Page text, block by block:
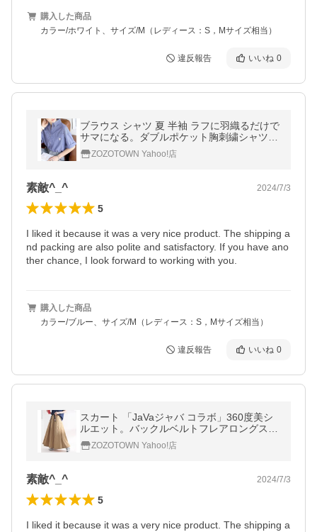
購入した商品
カラー/ホワイト、サイズ/M（レディース：S，Mサイズ相当）
違反報告 いいね 0
ブラウス シャツ 夏 半袖 ラフに羽織るだけで
サマになる。ダブルポケット胸刺繍シャツ
レディース メンズ
ZOZOTOWN Yahoo!店
素敵^_^ 2024/7/3
5
I liked it because it was a very nice product. The shipping a
nd packing are also polite and satisfactory. If you have ano
ther chance, I look forward to working with you.
購入した商品
カラー/ブルー、サイズ/M（レディース：S，Mサイズ相当）
違反報告 いいね 0
スカート 「JaVaジャバ コラボ」360度美シ
ルエット。バックルベルトフレアロングスカ
ート レディース
ZOZOTOWN Yahoo!店
素敵^_^ 2024/7/3
5
I liked it because it was a very nice product. The shipping a